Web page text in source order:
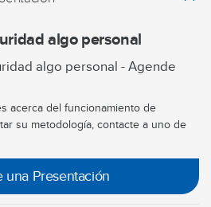
algo personal
acerca del funcionamiento de
su metodología, contacte a uno de
una Presentación